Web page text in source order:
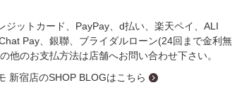
ーズ
フ
プロポーズサポート
ジットカード、PayPay、d払い、楽天ペイ、ALI
Pay、銀聯、ブライダルローン(24回まで金利無
のお支払方法は店舗へお問い合わせ下さい。
新宿店のSHOP BLOGはこちら